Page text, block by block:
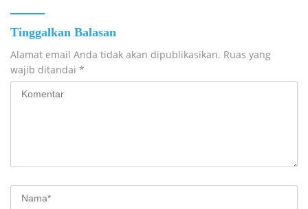
Tinggalkan Balasan
Alamat email Anda tidak akan dipublikasikan. Ruas yang
wajib ditandai *